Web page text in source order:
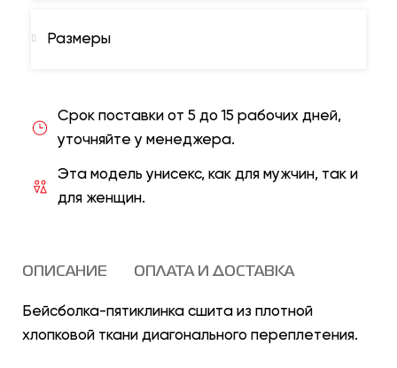
Размеры
Срок поставки от 5 до 15 рабочих дней,
уточняйте у менеджера.
Эта модель унисекс, как для мужчин, так и
для женщин.
ОПИСАНИЕ ОПЛАТА И ДОСТАВКА
Бейсболка-пятиклинка сшита из плотной
хлопковой ткани диагонального переплетения.